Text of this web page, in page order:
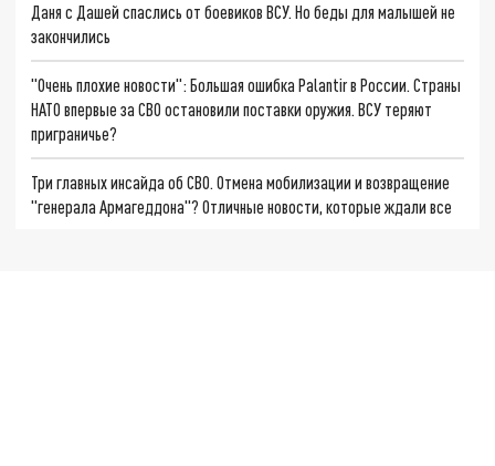
Даня с Дашей спаслись от боевиков ВСУ. Но беды для малышей не
закончились
"Очень плохие новости": Большая ошибка Palantir в России. Страны
НАТО впервые за СВО остановили поставки оружия. ВСУ теряют
приграничье?
Три главных инсайда об СВО. Отмена мобилизации и возвращение
"генерала Армагеддона"? Отличные новости, которые ждали все